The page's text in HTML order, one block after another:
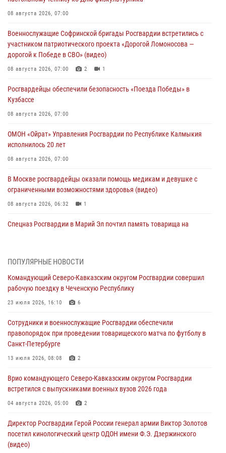
08 августа 2026, 07:00
Военнослужащие Софринской бригады Росгвардии встретились с
участником патриотического проекта «Дорогой Ломоносова —
дорогой к Победе в СВО» (видео)
08 августа 2026, 07:00 2 1
Росгвардейцы обеспечили безопасность «Поезда Победы» в
Кузбассе
08 августа 2026, 07:00
ОМОН «Ойрат» Управления Росгвардии по Республике Калмыкия
исполнилось 20 лет
08 августа 2026, 07:00
В Москве росгвардейцы оказали помощь медикам и девушке с
ограниченными возможностями здоровья (видео)
08 августа 2026, 06:32 1
Спецназ Росгвардии в Марий Эл почтил память товарища на
турнирами, мастер-классами и легкоатлетическими забегами
08 августа 2026, 06:03
подготовки на Урале
08 августа 2026, 05:00 3
В ДНР выполняющие задачи СВО росгвардейцы получают из дома
08 августа 2026, 05:00
Комплексные проверки безопасности объектов образования с
08 августа 2026, 04:01
ПОПУЛЯРНЫЕ НОВОСТИ
Командующий Северо-Кавказским округом Росгвардии совершил
рабочую поездку в Чеченскую Республику
23 июля 2026, 16:10 6
Сотрудники и военнослужащие Росгвардии обеспечили
правопорядок при проведении товарищеского матча по футболу в
Санкт-Петербурге
13 июля 2026, 08:08 2
Врио командующего Северо-Кавказским округом Росгвардии
встретился с выпускниками военных вузов 2026 года
04 августа 2026, 05:00 2
Директор Росгвардии Герой России генерал армии Виктор Золотов
посетил кинологический центр ОДОН имени Ф.Э. Дзержинского
(видео)